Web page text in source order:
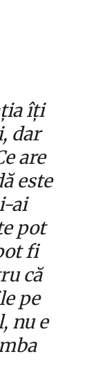
îți
dar
are
este
ai
pot
fi
că
pe
nu e